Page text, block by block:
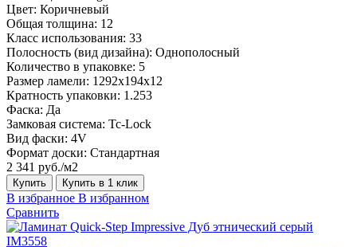
Цвет: Коричневый
Общая толщина: 12
Класс использования: 33
Полосность (вид дизайна): Однополосный
Количество в упаковке: 5
Размер ламели: 1292х194х12
Кратность упаковки: 1.253
Фаска: Да
Замковая система: Tc-Lock
Вид фаски: 4V
Формат доски: Стандартная
2 341 руб./м2
Купить Купить в 1 клик
В избранное В избранном
Сравнить